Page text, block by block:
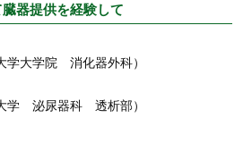
器提供を経験して
学大学院 消化器外科）
学 泌尿器科 透析部）